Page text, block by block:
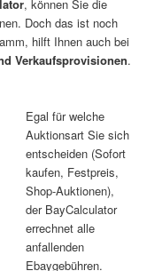
, können Sie die
Doch das ist noch
hilft Ihnen auch bei
Verkaufsprovisionen.
Egal für welche
Auktionsart Sie sich
entscheiden (Sofort
kaufen, Festpreis,
Shop-Auktionen),
der BayCalculator
errechnet alle
anfallenden
Ebaygebühren.